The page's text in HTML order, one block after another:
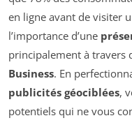
en ligne avant de visiter
l’importance d’une
principalement à travers
Business. En
publicités géociblées,
potentiels qui ne vous